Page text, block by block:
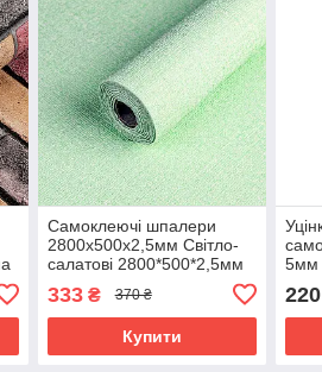
Самоклеючі шпалери
2800х500х2,5мм Світло-
салатові 2800*500*2,5мм
333₴ 370 ₴
Купити
5мм
220